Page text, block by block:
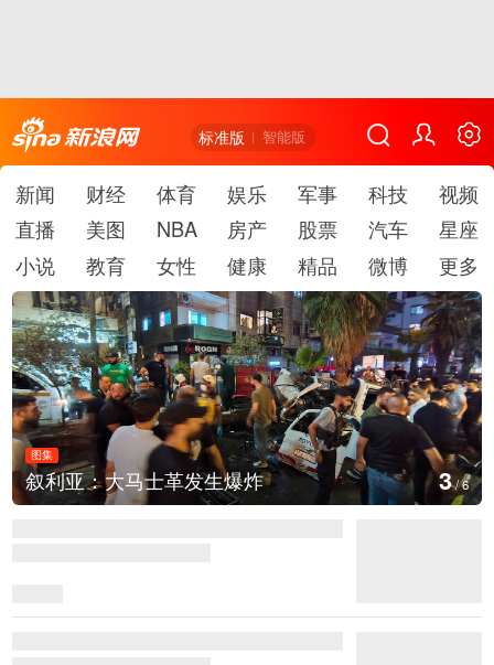
标准版 智能版
新闻 财经 体育 娱乐 军事 科技
视频
直播
美图 NBA 房产 股票 汽车
星座
小说
教育 女性 健康 精品 微博 更多
图集
叙利亚：大马士革发生爆炸 4/6